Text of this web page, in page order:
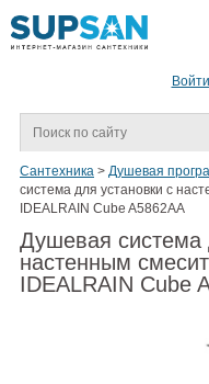
Войти
Сантехника > Душевая
система для установки с
IDEALRAIN Cube A5862AA
Душевая система
настенным
IDEALRAIN Cube